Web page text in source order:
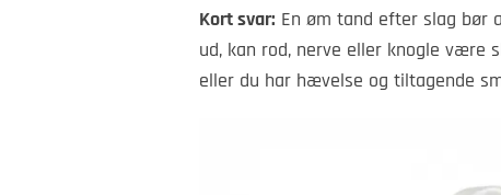
Kort svar: En øm tand efter slag bør
ud, kan rod, nerve eller knogle være
eller du har hævelse og tiltagende